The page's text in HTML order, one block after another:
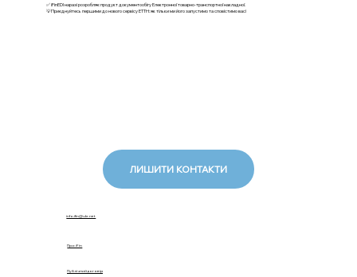
✅ iFinEDI наразі розробляє продукт документообігу Електронної товарно-транспортної накладної.
💡Приєднуйтесь першими до нового сервісу ЕТТН: як тільки ми його запустимо та сповістимо вас!
ЛИШИТИ КОНТАКТИ
info.ifin@ukr.net
Про iFin
Публічний договір